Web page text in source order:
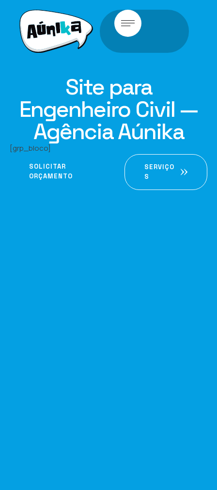
Site para
Engenheiro Civil —
Agência Aúnika
[grp_bloco]
SOLICITAR
ORÇAMENTO
SERVIÇO
S